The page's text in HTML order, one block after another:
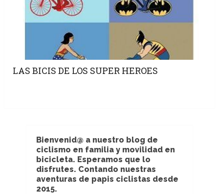
LAS BICIS DE LOS SUPER HEROES
Bienvenid@ a nuestro blog de
ciclismo en familia y movilidad en
bicicleta. Esperamos que lo
disfrutes. Contando nuestras
aventuras de papis ciclistas desde
2015.